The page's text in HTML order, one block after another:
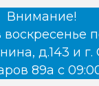
Внимание!
д.143 и г.
89а с